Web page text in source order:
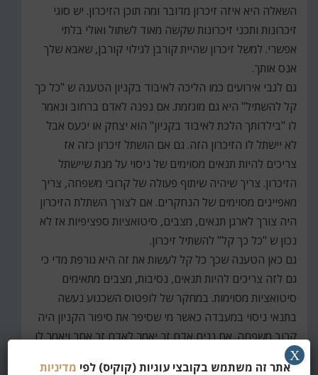
השאלה היא איזה זיכרון מדובר ומה תוכן הזיכרון. יש סוגי
זיכרונות ותכני זיכרונות שקשה מאוד לשתול ואולי בלתי
אפשרי. למשל זיכרון שהיית קורבן לגילוי קורבן, שאבא שלך
אנס אותך.
גם לגבי אירועים כמו הליכה לאיבוד בקניון הטענה ש "כל כך
קל להשתיל" היא גם מוגזמת. אם נפנה לאדם ברחוב ונאמר
לו "בילדותך הלכת לאיבוד בקניון" הוא יצחק או יכעס אבל
לא יישתל לו הזיכרון הזה. גם אם הושתל זיכרון כזה אז
צריכים להיות תנאים מסוימים של ניסוי על מנת שיישתל
הזיכרון. צריך שיהיה שיתוף פעולה של קרובי משפחה, צריך
מאפיינים מסוימים של הנחקרים. אם לצורך השתלת הזיכרון
היה צורך לארגן תנאים, מצבים, סיטואציות ספציפיות אז לא
נכון ש "כל כך קל" להשתיל זיכרון.
גם כאן הטענה שכך כל קל לעשות את זה היא גורפת מדי כי
גם לזה צריכים להיות תנאים, נסיבות, מצבים מתאימים
סיטואציות מסוימות. במחקר של לופטוס השכנוע נעשה
בתנאי ניסוי במעבדה כאשר מי שסיפר את סיפור הקניון היה
קרוב משפחה. אם נניח אדם זר יאמר לאדם זר אחר ויאמר לו
"שמע כשהיית ילד הלכת לאיבוד בקניון" לא תהיה השתכנעות
אתר זה משתמש בקובצי עוגיות (קוקיס) לפי מדיניות
X